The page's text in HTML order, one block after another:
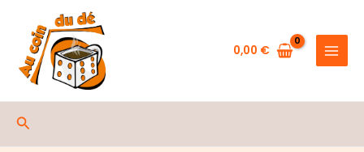
contenu
0,00 €
Rechercher
PICTURES